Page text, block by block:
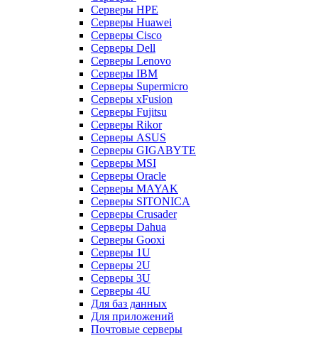
Серверы HPE
Серверы Huawei
Серверы Cisco
Серверы Dell
Серверы Lenovo
Серверы IBM
Серверы Supermicro
Серверы xFusion
Серверы Fujitsu
Серверы Rikor
Серверы ASUS
Серверы GIGABYTE
Серверы MSI
Серверы Oracle
Серверы MAYAK
Серверы SITONICA
Серверы Crusader
Серверы Dahua
Серверы Gooxi
Серверы 1U
Серверы 2U
Серверы 3U
Серверы 4U
Для баз данных
Для приложений
Почтовые серверы